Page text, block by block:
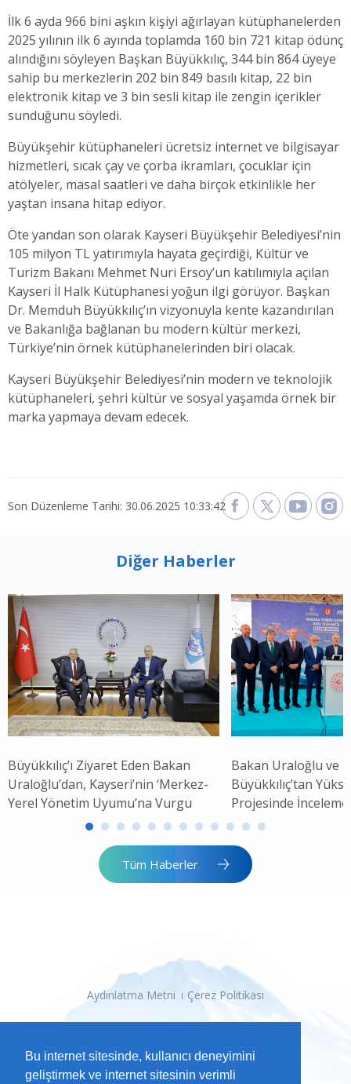
Bu internet sitesinde, kullanıcı deneyimini
geliştirmek ve internet sitesinin verimli
İlk 6 ayda 966 bini aşkın kişiyi ağırlayan kütüphanelerden
2025 yılının ilk 6 ayında toplamda 160 bin 721 kitap ödünç
alındığını söyleyen Başkan Büyükkılıç, 344 bin 864 üyeye
sahip bu merkezlerin 202 bin 849 basılı kitap, 22 bin
elektronik kitap ve 3 bin sesli kitap ile zengin içerikler
sunduğunu söyledi.
Büyükşehir kütüphaneleri ücretsiz internet ve bilgisayar
hizmetleri, sıcak çay ve çorba ikramları, çocuklar için
atölyeler, masal saatleri ve daha birçok etkinlikle her
yaştan insana hitap ediyor.
Öte yandan son olarak Kayseri Büyükşehir Belediyesi’nin
105 milyon TL yatırımıyla hayata geçirdiği, Kültür ve
Turizm Bakanı Mehmet Nuri Ersoy’un katılımıyla açılan
Kayseri İl Halk Kütüphanesi yoğun ilgi görüyor. Başkan
Dr. Memduh Büyükkılıç’ın vizyonuyla kente kazandırılan
ve Bakanlığa bağlanan bu modern kültür merkezi,
Türkiye’nin örnek kütüphanelerinden biri olacak.
Kayseri Büyükşehir Belediyesi’nin modern ve teknolojik
kütüphaneleri, şehri kültür ve sosyal yaşamda örnek bir
marka yapmaya devam edecek.
Son Düzenleme Tarihi: 30.06.2025 10:33:42
Diğer Haberler
Büyükkılıç’ı Ziyaret Eden Bakan
Uraloğlu’dan, Kayseri’nin ‘Merkez-
Yerel Yönetim Uyumu’na Vurgu
Bakan Uraloğlu ve
Büyükkılıç’tan
Projesinde İnceleme
Tüm Haberler
Aydınlatma Metni Çerez Politikası